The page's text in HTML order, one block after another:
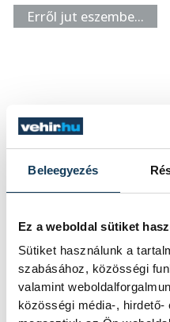
Beleegyezés
Ez a weboldal sütiket
Sütiket használunk a
szabásához, közösségi
valamint
közösségi média-,
Erről jut eszembe…
István
KORÁBBI